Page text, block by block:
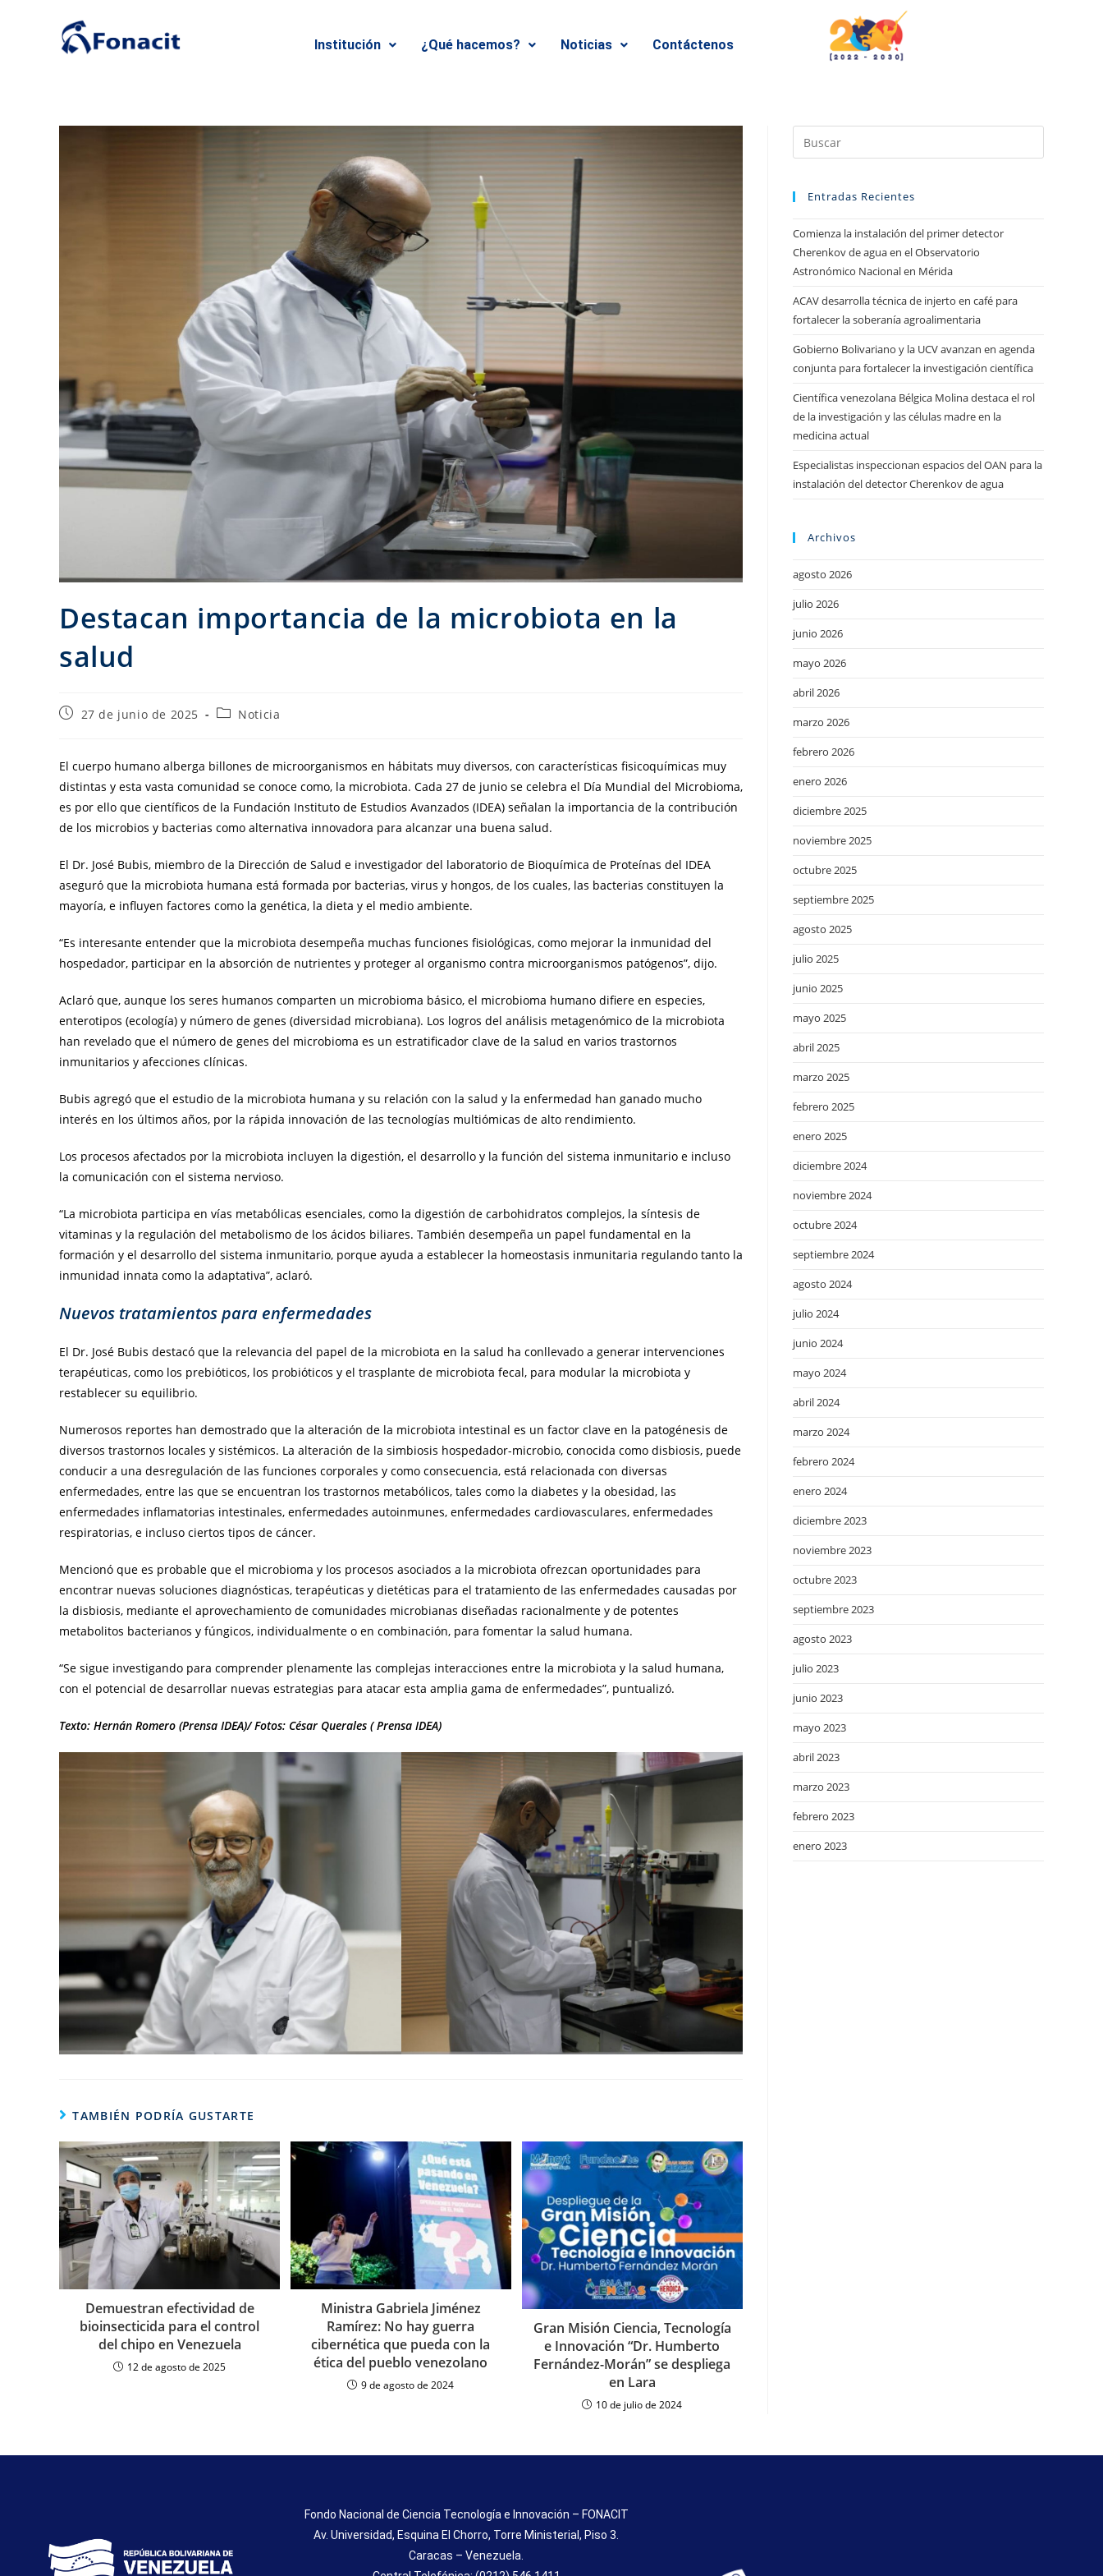
Institución ¿Qué hacemos? Noticias Contáctenos
Destacan importancia de la microbiota en la
salud
27 de junio de 2025 Noticia
El cuerpo humano alberga billones de microorganismos en hábitats muy diversos, con características fisicoquímicas muy
distintas y esta vasta comunidad se conoce como, la microbiota. Cada 27 de junio se celebra el Día Mundial del Microbioma,
es por ello que científicos de la Fundación Instituto de Estudios Avanzados (IDEA) señalan la importancia de la contribución
de los microbios y bacterias como alternativa innovadora para alcanzar una buena salud.
El Dr. José Bubis, miembro de la Dirección de Salud e investigador del laboratorio de Bioquímica de Proteínas del IDEA
aseguró que la microbiota humana está formada por bacterias, virus y hongos, de los cuales, las bacterias constituyen la
mayoría, e influyen factores como la genética, la dieta y el medio ambiente.
“Es interesante entender que la microbiota desempeña muchas funciones fisiológicas, como mejorar la inmunidad del
hospedador, participar en la absorción de nutrientes y proteger al organismo contra microorganismos patógenos”, dijo.
Aclaró que, aunque los seres humanos comparten un microbioma básico, el microbioma humano difiere en especies,
enterotipos (ecología) y número de genes (diversidad microbiana). Los logros del análisis metagenómico de la microbiota
han revelado que el número de genes del microbioma es un estratificador clave de la salud en varios trastornos
inmunitarios y afecciones clínicas.
Bubis agregó que el estudio de la microbiota humana y su relación con la salud y la enfermedad han ganado mucho
interés en los últimos años, por la rápida innovación de las tecnologías multiómicas de alto rendimiento.
Los procesos afectados por la microbiota incluyen la digestión, el desarrollo y la función del sistema inmunitario e incluso
la comunicación con el sistema nervioso.
“La microbiota participa en vías metabólicas esenciales, como la digestión de carbohidratos complejos, la síntesis de
vitaminas y la regulación del metabolismo de los ácidos biliares. También desempeña un papel fundamental en la
formación y el desarrollo del sistema inmunitario, porque ayuda a establecer la homeostasis inmunitaria regulando tanto la
inmunidad innata como la adaptativa”, aclaró.
Nuevos tratamientos para enfermedades
El Dr. José Bubis destacó que la relevancia del papel de la microbiota en la salud ha conllevado a generar intervenciones
terapéuticas, como los prebióticos, los probióticos y el trasplante de microbiota fecal, para modular la microbiota y
restablecer su equilibrio.
Numerosos reportes han demostrado que la alteración de la microbiota intestinal es un factor clave en la patogénesis de
diversos trastornos locales y sistémicos. La alteración de la simbiosis hospedador-microbio, conocida como disbiosis, puede
conducir a una desregulación de las funciones corporales y como consecuencia, está relacionada con diversas
enfermedades, entre las que se encuentran los trastornos metabólicos, tales como la diabetes y la obesidad, las
enfermedades inflamatorias intestinales, enfermedades autoinmunes, enfermedades cardiovasculares, enfermedades
respiratorias, e incluso ciertos tipos de cáncer.
Mencionó que es probable que el microbioma y los procesos asociados a la microbiota ofrezcan oportunidades para
encontrar nuevas soluciones diagnósticas, terapéuticas y dietéticas para el tratamiento de las enfermedades causadas por
la disbiosis, mediante el aprovechamiento de comunidades microbianas diseñadas racionalmente y de potentes
metabolitos bacterianos y fúngicos, individualmente o en combinación, para fomentar la salud humana.
“Se sigue investigando para comprender plenamente las complejas interacciones entre la microbiota y la salud humana,
con el potencial de desarrollar nuevas estrategias para atacar esta amplia gama de enfermedades”, puntualizó.
Texto: Hernán Romero (Prensa IDEA)/ Fotos: César Querales ( Prensa IDEA)
TAMBIÉN PODRÍA GUSTARTE
Demuestran efectividad de
bioinsecticida para el control
del chipo en Venezuela
12 de agosto de 2025
Ministra Gabriela Jiménez
Ramírez: No hay guerra
cibernética que pueda con la
ética del pueblo venezolano
9 de agosto de 2024
Gran Misión Ciencia, Tecnología
e Innovación “Dr. Humberto
Fernández-Morán” se despliega
en Lara
10 de julio de 2024
Entradas Recientes
Comienza la instalación del primer detector
Cherenkov de agua en el Observatorio
Astronómico Nacional en Mérida
ACAV desarrolla técnica de injerto en café para
fortalecer la soberanía agroalimentaria
Gobierno Bolivariano y la UCV avanzan en agenda
conjunta para fortalecer la investigación científica
Científica venezolana Bélgica Molina destaca el rol
de la investigación y las células madre en la
medicina actual
Especialistas inspeccionan espacios del OAN para la
instalación del detector Cherenkov de agua
Archivos
agosto 2026
julio 2026
junio 2026
mayo 2026
abril 2026
marzo 2026
febrero 2026
enero 2026
diciembre 2025
noviembre 2025
octubre 2025
septiembre 2025
agosto 2025
julio 2025
junio 2025
mayo 2025
abril 2025
marzo 2025
febrero 2025
enero 2025
diciembre 2024
noviembre 2024
octubre 2024
septiembre 2024
agosto 2024
julio 2024
junio 2024
mayo 2024
abril 2024
marzo 2024
febrero 2024
enero 2024
diciembre 2023
noviembre 2023
octubre 2023
septiembre 2023
agosto 2023
julio 2023
junio 2023
mayo 2023
abril 2023
marzo 2023
febrero 2023
enero 2023
Fondo Nacional de Ciencia Tecnología e Innovación – FONACIT
Av. Universidad, Esquina El Chorro, Torre Ministerial, Piso 3.
Caracas – Venezuela.